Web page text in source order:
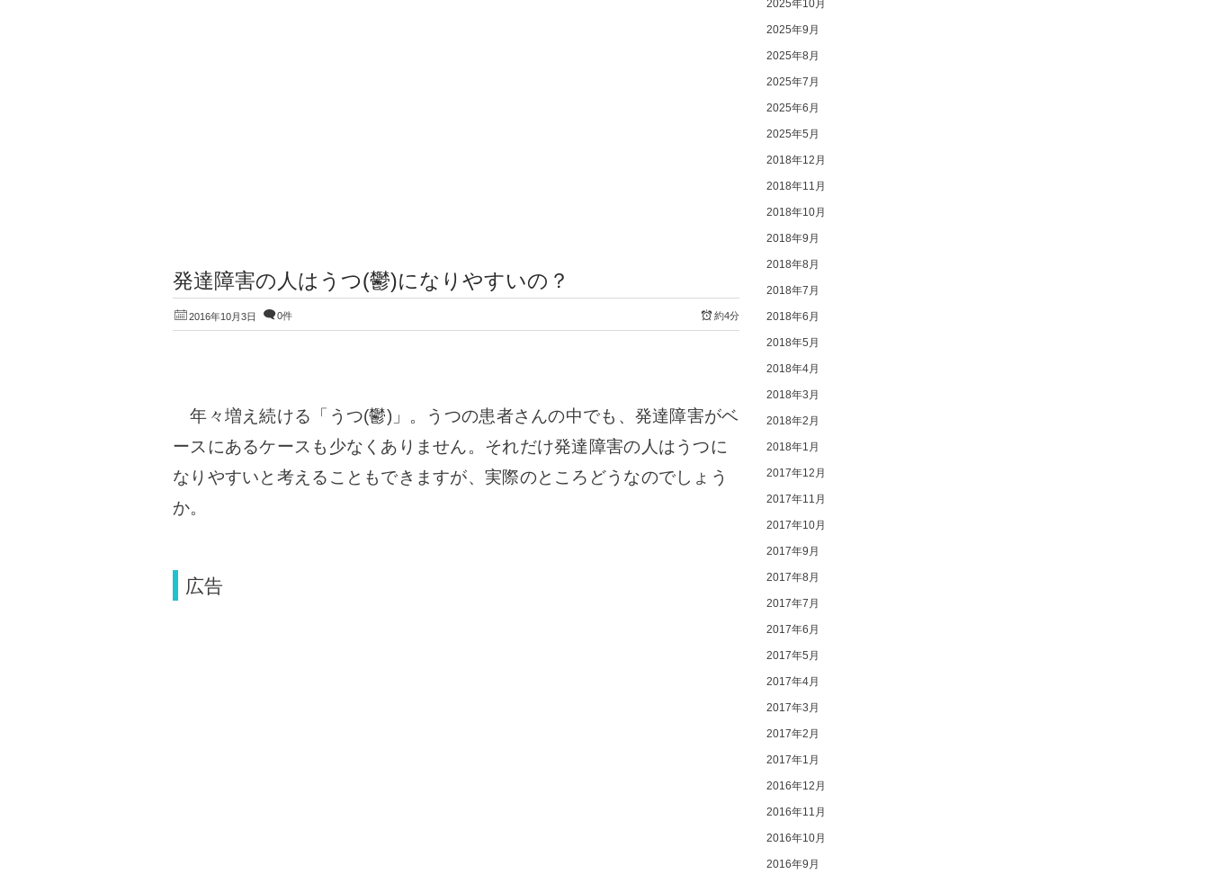
発達障害の人はうつ(鬱)になりやすいの？
2016年10月3日 0件 約4分
年々増え続ける「うつ(鬱)」。うつの患者さんの中でも、発達障害がベ
ースにあるケースも少なくありません。それだけ発達障害の人はうつに
なりやすいと考えることもできますが、実際のところどうなのでしょう
か。
広告
2025年10月
2025年9月
2025年8月
2025年7月
2025年6月
2025年5月
2018年12月
2018年11月
2018年10月
2018年9月
2018年8月
2018年7月
2018年6月
2018年5月
2018年4月
2018年3月
2018年2月
2018年1月
2017年12月
2017年11月
2017年10月
2017年9月
2017年8月
2017年7月
2017年6月
2017年5月
2017年4月
2017年3月
2017年2月
2017年1月
2016年12月
2016年11月
2016年10月
2016年9月